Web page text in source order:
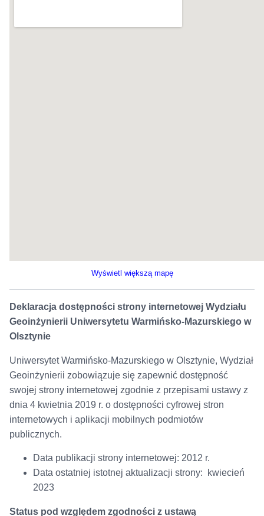
Wyświetl większą mapę
Deklaracja dostępności strony internetowej Wydziału
Geoinżynierii Uniwersytetu Warmińsko-Mazurskiego w
Olsztynie
Uniwersytet Warmińsko-Mazurskiego w Olsztynie, Wydział
Geoinżynierii zobowiązuje się zapewnić dostępność
swojej strony internetowej zgodnie z przepisami ustawy z
dnia 4 kwietnia 2019 r. o dostępności cyfrowej stron
internetowych i aplikacji mobilnych podmiotów
publicznych.
Data publikacji strony internetowej: 2012 r.
Data ostatniej istotnej aktualizacji strony: kwiecień
2023
Status pod względem zgodności z ustawą